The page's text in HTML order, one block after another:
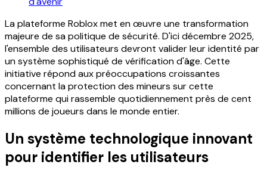
La plateforme Roblox met en œuvre une transformation
majeure de sa politique de sécurité. D'ici décembre 2025,
l'ensemble des utilisateurs devront valider leur identité par
un système sophistiqué de vérification d'âge. Cette
initiative répond aux préoccupations croissantes
concernant la protection des mineurs sur cette
plateforme qui rassemble quotidiennement près de cent
millions de joueurs dans le monde entier.
Un système technologique innovant
pour identifier les utilisateurs